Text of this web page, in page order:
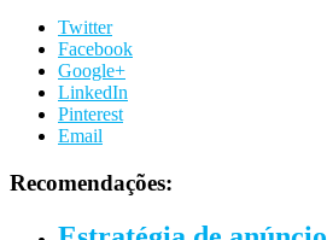
Twitter
Facebook
Google+
LinkedIn
Pinterest
Email
Recomendações: